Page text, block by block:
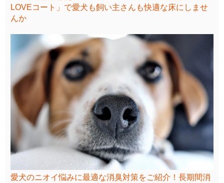
LOVEコート」で愛犬も飼い主さんも快適な床にしませ
んか
愛犬のニオイ悩みに最適な消臭対策をご紹介！長期間消